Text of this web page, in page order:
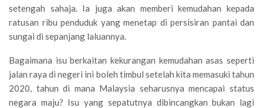
setengah sahaja. Ia juga akan memberi kemudahan kepada
ratusan ribu penduduk yang menetap di persisiran pantai dan
sungai di sepanjang laluannya.
Bagaimana isu berkaitan kekurangan kemudahan asas seperti
jalan raya di negeri ini boleh timbul setelah kita memasuki tahun
2020, tahun di mana Malaysia seharusnya mencapai status
negara maju? Isu yang sepatutnya dibincangkan bukan lagi